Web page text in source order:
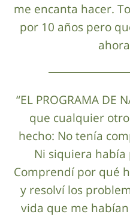
me encanta hacer.
por 10 años pero
“EL PROGRAMA DE
que cualquier
hecho: No tenía
Ni siquiera había
Comprendí por qué
y resolví los
vida que me